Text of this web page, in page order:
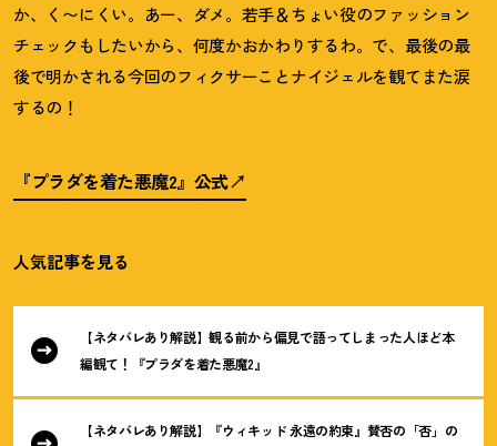
か、く〜にくい。あー、ダメ。若手＆ちょい役のファッション
チェックもしたいから、何度かおかわりするわ。で、最後の最
後で明かされる今回のフィクサーことナイジェルを観てまた涙
するの ！
『プラダを着た悪魔2』公式
人気記事を見る
【ネタバレあり解説】観る前から偏見で語ってしまった人ほど本
編観て ！ 『プラダを着た悪魔2』
【ネタバレあり解説】『ウィキッド 永遠の約束』賛否の「否」の